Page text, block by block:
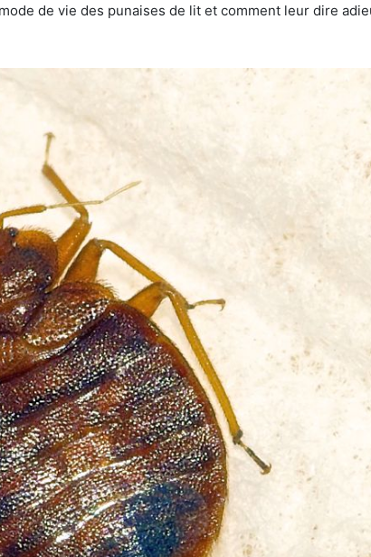
de vie des punaises de lit et comment leur dire